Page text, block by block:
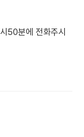
50분에 전화주시